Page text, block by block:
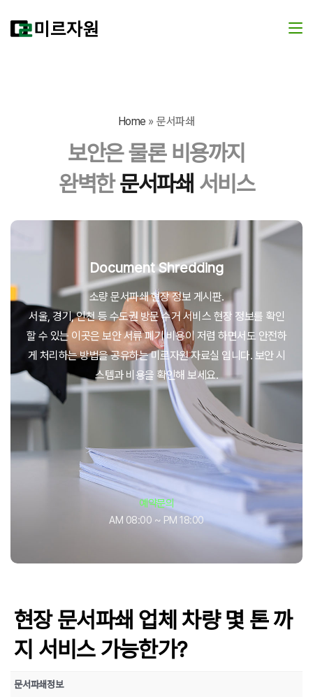
Home » 문서파쇄
보안은 물론 비용까지
완벽한문서파쇄 서비스
Document Shredding
소량 문서파쇄 현장 정보 게시판.
서울, 경기, 인천 등 수도권 방문 수거 서비스 현장 정보를 확인
할 수 있는 이곳은 보안 서류 폐기 비용이 저렴 하면서도 안전하
게 처리하는 방법을 공유하는 미르자원 자료실 입니다. 보안 시
스템과 비용을 확인해 보세요.
예약문의
AM 08:00 ~ PM 18:00
현장 문서파쇄 업체 차량 몇 톤 까
지 서비스 가능한가?
문서파쇄정보